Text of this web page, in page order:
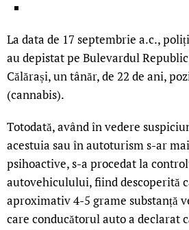
La data de 17 septembrie a.c.,
au depistat pe Bulevardul
Călărași, un tânăr, de 22 de ani,
(cannabis).
Totodată, având în vedere
acestuia sau în autoturism s-ar
psihoactive, s-a procedat la
autovehiculului, fiind descoperită
aproximativ 4-5 grame substanță
care conducătorul auto a declarat